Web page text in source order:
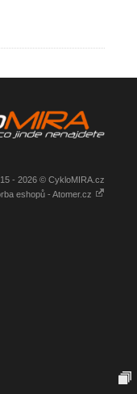
- 2026 © CykloMIRA.cz
eshopů - Atomer.cz